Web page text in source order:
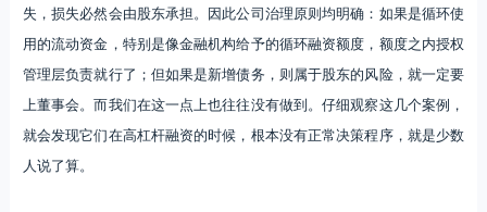
失，损失必然会由股东承担。因此公司治理原则均明确：如果是循环使
用的流动资金，特别是像金融机构给予的循环融资额度，额度之内授权
管理层负责就行了；但如果是新增债务，则属于股东的风险，就一定要
上董事会。而我们在这一点上也往往没有做到。仔细观察这几个案例，
就会发现它们在高杠杆融资的时候，根本没有正常决策程序，就是少数
人说了算。